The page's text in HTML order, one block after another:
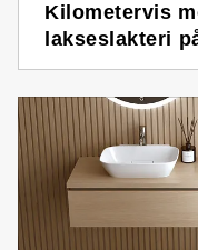
Kilometervis
lakseslakteri